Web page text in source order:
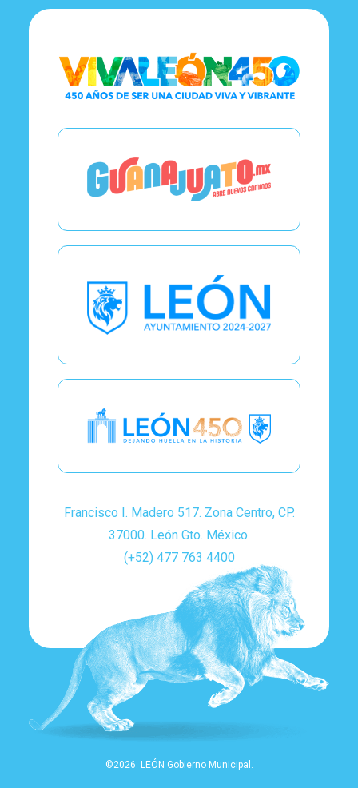
Francisco I. Madero 517. Zona Centro, CP.
37000. León Gto. México.
(+52) 477 763 4400
©2026. LEÓN Gobierno Municipal.